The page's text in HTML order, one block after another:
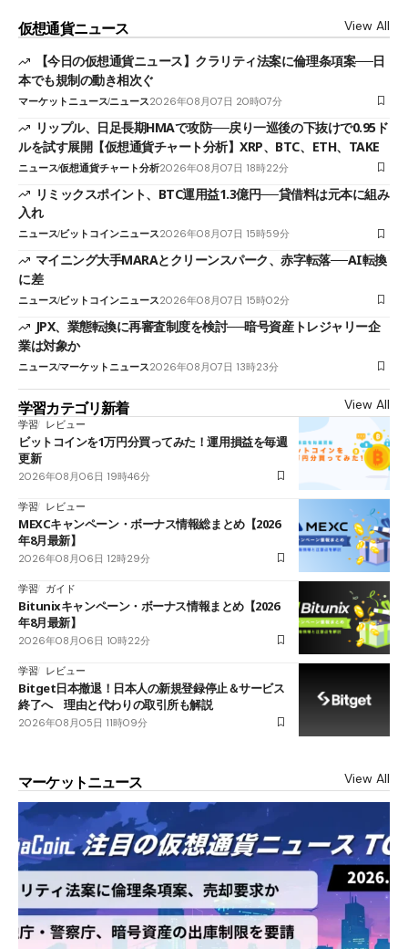
仮想通貨ニュース View All
【今日の仮想通貨ニュース】クラリティ法案に倫理条項案──日
本でも規制の動き相次ぐ
マーケットニュースニュース2026年08月07日 20時07分
リップル、日足長期HMAで攻防──戻り一巡後の下抜けで0.95ド
ルを試す展開【仮想通貨チャート分析】XRP、BTC、ETH、TAKE
ニュース仮想通貨チャート分析2026年08月07日 18時22分
リミックスポイント、BTC運用益1.3億円──貸借料は元本に組み
入れ
ニュースビットコインニュース2026年08月07日 15時59分
マイニング大手MARAとクリーンスパーク、赤字転落──AI転換
に差
ニュースビットコインニュース2026年08月07日 15時02分
JPX、業態転換に再審査制度を検討──暗号資産トレジャリー企
業は対象か
ニュースマーケットニュース2026年08月07日 13時23分
学習カテゴリ新着 View All
学習 レビュー
ビットコインを1万円分買ってみた！運用損益を毎週
更新
2026年08月06日 19時46分
学習 レビュー
MEXCキャンペーン・ボーナス情報総まとめ【2026
年8月最新】
2026年08月06日 12時29分
学習 ガイド
Bitunixキャンペーン・ボーナス情報まとめ【2026
年8月最新】
2026年08月06日 10時22分
学習 レビュー
Bitget日本撤退！日本人の新規登録停止＆サービス
終了へ 理由と代わりの取引所も解説
2026年08月05日 11時09分
マーケットニュース View All